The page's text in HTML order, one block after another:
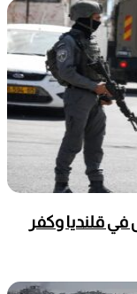
قلنديا وكفر